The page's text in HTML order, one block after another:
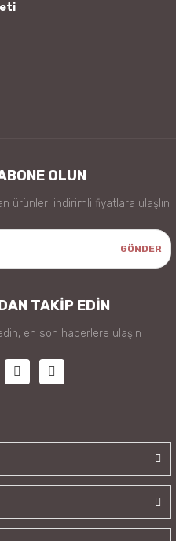
OLUN
ürünleri indirimli fiyatlara ulaşlın
GÖNDER
TAKİP EDİN
en son haberlere ulaşın